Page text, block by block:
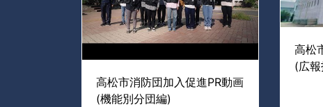
高松市消防団加入促進PR動画
(機能別分団編)
高松
(広